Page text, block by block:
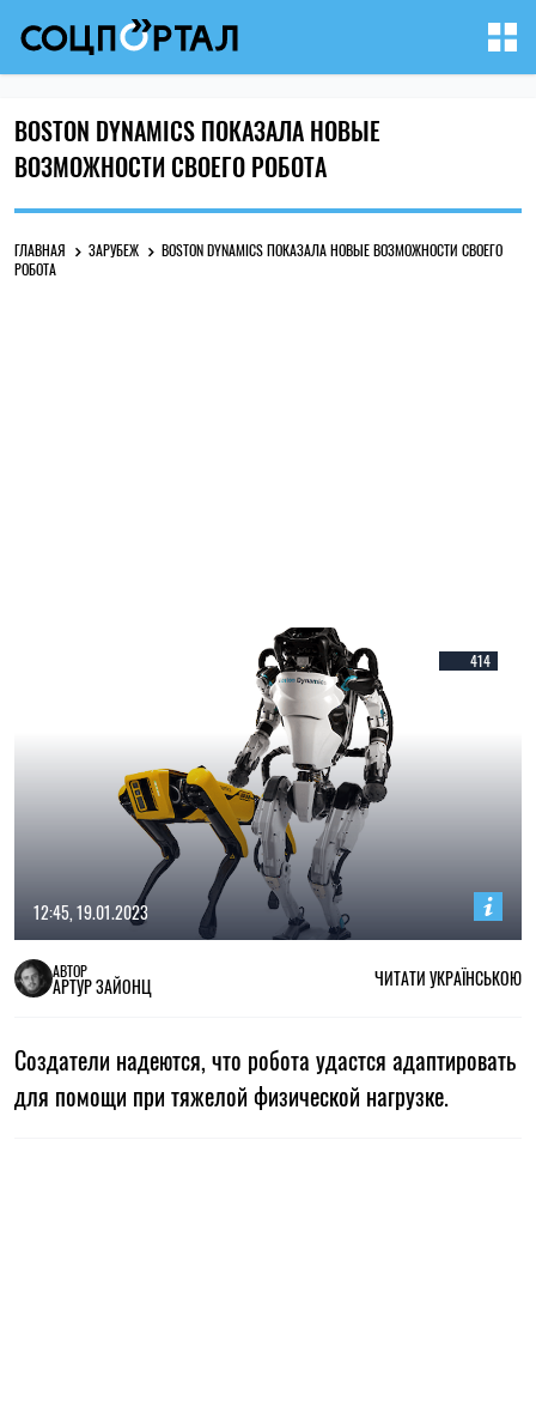
BOSTON DYNAMICS ПОКАЗАЛА НОВЫЕ
ВОЗМОЖНОСТИ СВОЕГО РОБОТА
ГЛАВНАЯ ЗАРУБЕЖ
BOSTON DYNAMICS ПОКАЗАЛА НОВЫЕ ВОЗМОЖНОСТИ СВОЕГО
РОБОТА
414
12:45, 19.01.2023
АВТОР
АРТУР ЗАЙОНЦ ЧИТАТИ УКРАЇНСЬКОЮ
Создатели надеются, что робота удастся адаптировать
для помощи при тяжелой физической нагрузке.